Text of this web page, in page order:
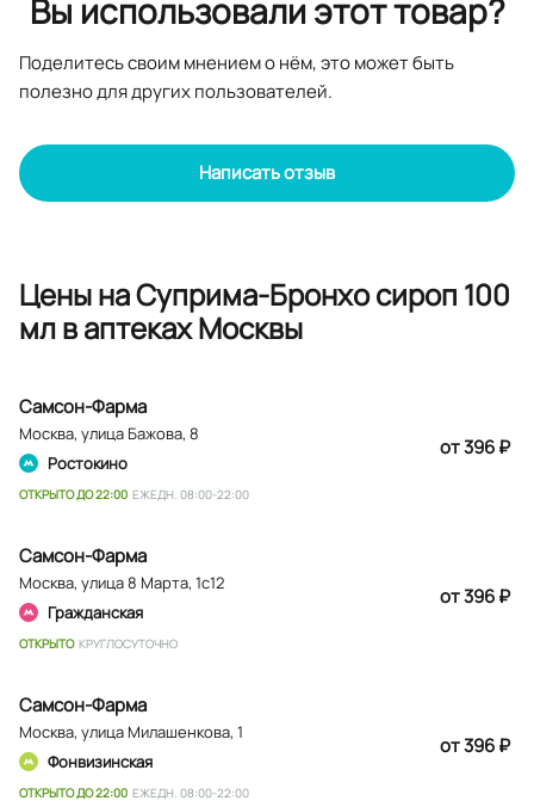
Вы использовали этот товар?
Поделитесь своим мнением о нём, это может быть
полезно для других пользователей.
Написать отзыв
Цены на Суприма-Бронхо сироп 100
мл в аптеках Москвы
Самсон-Фарма
Москва, улица Бажова, 8
Ростокино
ОТКРЫТО ДО 22:00 ЕЖЕДН. 08:00-22:00
от 396 ₽
Самсон-Фарма
Москва, улица 8 Марта, 1с12
Гражданская
ОТКРЫТО КРУГЛОСУТОЧНО
от 396 ₽
Самсон-Фарма
Москва, улица Милашенкова, 1
Фонвизинская
ОТКРЫТО ДО 22:00 ЕЖЕДН. 08:00-22:00
от 396 ₽